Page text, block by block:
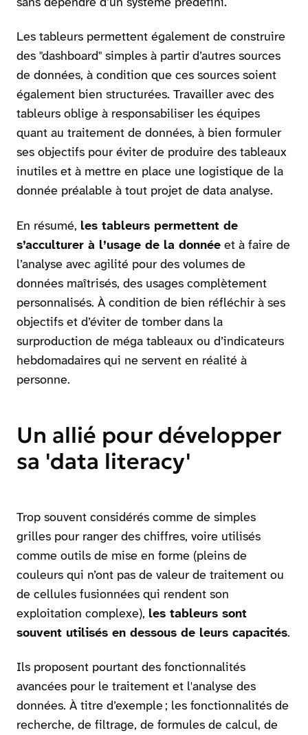
Les tableurs permettent également de construire
des "dashboard" simples à partir d’autres sources
de données, à condition que ces sources soient
également bien structurées. Travailler avec des
tableurs oblige à responsabiliser les équipes
quant au traitement de données, à bien formuler
ses objectifs pour éviter de produire des tableaux
inutiles et à mettre en place une logistique de la
donnée préalable à tout projet de data analyse.
En résumé, les tableurs permettent de
s’acculturer à l’usage de la donnée et à faire de
l’analyse avec agilité pour des volumes de
données maîtrisés, des usages complètement
personnalisés. À condition de bien réfléchir à ses
objectifs et d’éviter de tomber dans la
surproduction de méga tableaux ou d’indicateurs
hebdomadaires qui ne servent en réalité à
personne.
Un allié pour développer
sa 'data literacy'
Trop souvent considérés comme de simples
grilles pour ranger des chiffres, voire utilisés
comme outils de mise en forme (pleins de
couleurs qui n’ont pas de valeur de traitement ou
de cellules fusionnées qui rendent son
exploitation complexe), les tableurs sont
souvent utilisés en dessous de leurs capacités.
Ils proposent pourtant des fonctionnalités
avancées pour le traitement et l'analyse des
données. À titre d’exemple ; les fonctionnalités de
recherche, de filtrage, de formules de calcul, de